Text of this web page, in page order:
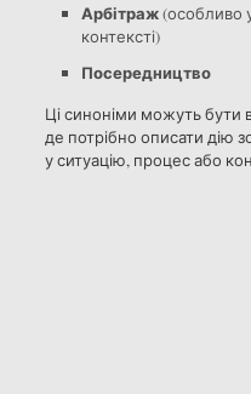
Арбітраж(особливо
контексті)
Посередництво
Ці синоніми можуть бути
де потрібно описати дію
у ситуацію, процес або